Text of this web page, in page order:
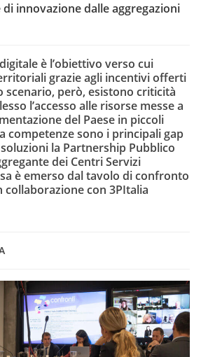
innovazione dalle aggregazioni
è l’obiettivo verso cui
grazie agli incentivi offerti
scenario, però, esistono criticità
l’accesso alle risorse messe a
del Paese in piccoli
competenze sono i principali gap
la Partnership Pubblico
dei Centri Servizi
è emerso dal tavolo di confronto
collaborazione con 3PItalia